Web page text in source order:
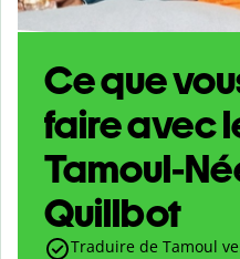
Ce que
faire avec
Tamoul-
Quillbot
Traduire de Tamoul